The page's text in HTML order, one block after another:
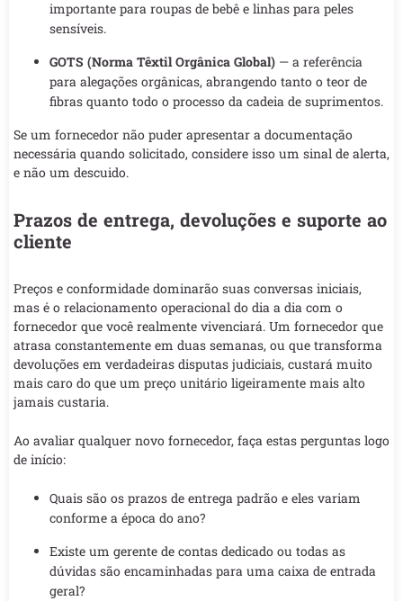
importante para roupas de bebê e linhas para peles
sensíveis.
GOTS (Norma Têxtil Orgânica Global) — a referência
para alegações orgânicas, abrangendo tanto o teor de
fibras quanto todo o processo da cadeia de suprimentos.
Se um fornecedor não puder apresentar a documentação
necessária quando solicitado, considere isso um sinal de alerta,
e não um descuido.
Prazos de entrega, devoluções e suporte ao
cliente
Preços e conformidade dominarão suas conversas iniciais,
mas é o relacionamento operacional do dia a dia com o
fornecedor que você realmente vivenciará. Um fornecedor que
atrasa constantemente em duas semanas, ou que transforma
devoluções em verdadeiras disputas judiciais, custará muito
mais caro do que um preço unitário ligeiramente mais alto
jamais custaria.
Ao avaliar qualquer novo fornecedor, faça estas perguntas logo
de início:
Quais são os prazos de entrega padrão e eles variam
conforme a época do ano?
Existe um gerente de contas dedicado ou todas as
dúvidas são encaminhadas para uma caixa de entrada
geral?